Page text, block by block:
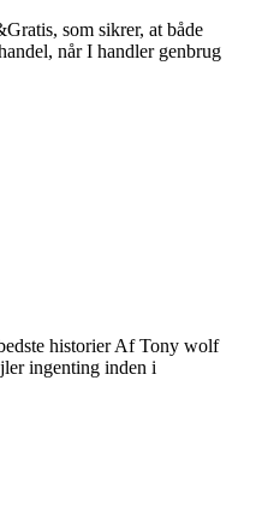
som sikrer, at både
når I handler genbrug
historier Af Tony wolf
ingenting inden i